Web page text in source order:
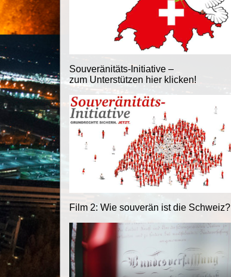
Souveränitäts-Initiative –
zum Unterstützen hier klicken!
Film 2: Wie souverän ist die Schweiz?